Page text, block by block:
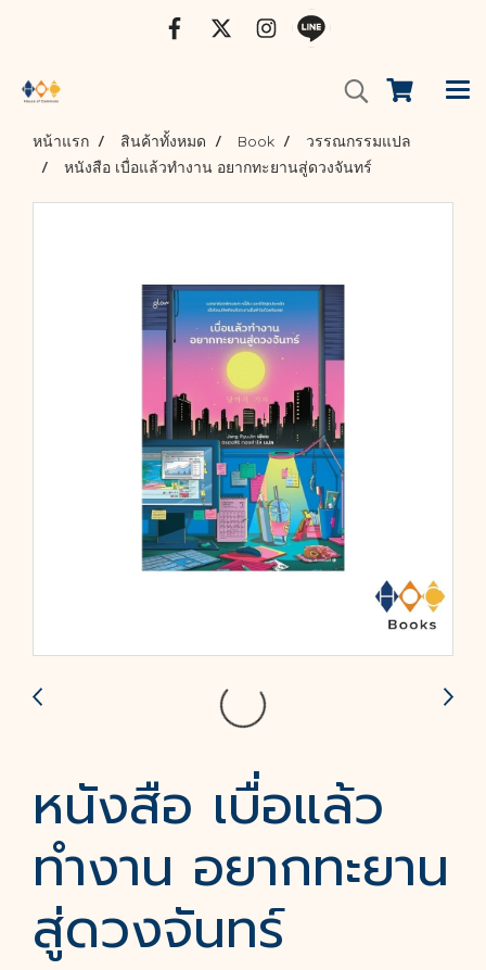
หน้าแรก สินค้าทั้งหมด Book
วรรณกรรมแปล
หนังสือ เบื่อแล้วทำงาน อยากทะยานสู่ดวงจันทร์
หนังสือ เบื่อแล้ว
ทำงาน อยากทะยาน
สู่ดวงจันทร์